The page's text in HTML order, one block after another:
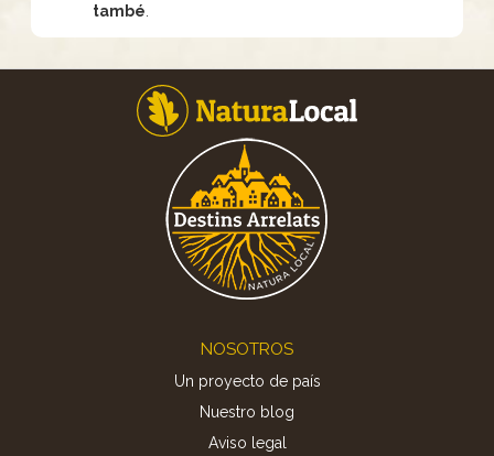
també
NOSOTROS
Un proyecto de país
Nuestro blog
Aviso legal